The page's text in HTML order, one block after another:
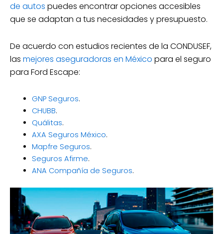
de autos puedes encontrar opciones accesibles
que se adaptan a tus necesidades y presupuesto.
De acuerdo con estudios recientes de la CONDUSEF,
las mejores aseguradoras en México para el seguro
para Ford Escape:
GNP Seguros.
CHUBB.
Quálitas.
AXA Seguros México.
Mapfre Seguros.
Seguros Afirme.
ANA Compañía de Seguros.